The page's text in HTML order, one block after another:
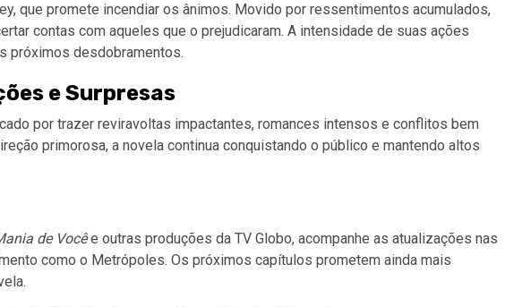
que promete incendiar os ânimos. Movido por ressentimentos acumulados,
contas com aqueles que o prejudicaram. A intensidade de suas ações
próximos desdobramentos.
e Surpresas
por trazer reviravoltas impactantes, romances intensos e conflitos bem
primorosa, a novela continua conquistando o público e mantendo altos
de Vocêe outras produções da TV Globo, acompanhe as atualizações nas
como o Metrópoles. Os próximos capítulos prometem ainda mais